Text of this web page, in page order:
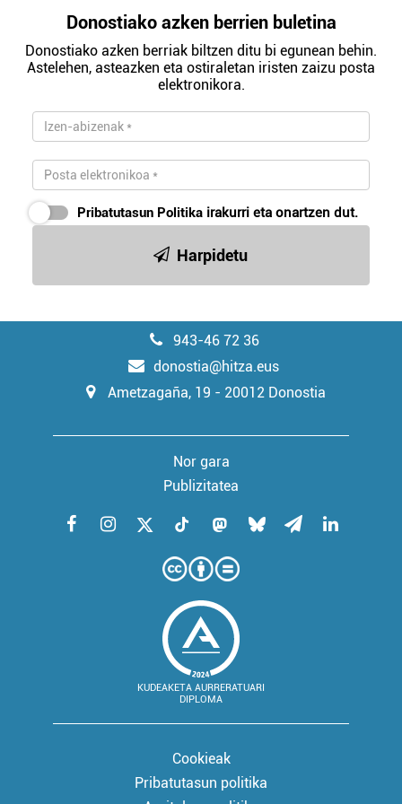
Donostiako azken berrien buletina
Donostiako azken berriak biltzen ditu bi egunean behin.
Astelehen, asteazken eta ostiraletan iristen zaizu posta
elektronikora.
Pribatutasun Politika irakurri eta onartzen dut.
Harpidetu
943-46 72 36
donostia@hitza.eus
Ametzagaña, 19 - 20012 Donostia
Nor gara
Publizitatea
KUDEAKETA AURRERATUARI
DIPLOMA
Cookieak
Pribatutasun politika